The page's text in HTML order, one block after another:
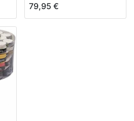
79,95 €